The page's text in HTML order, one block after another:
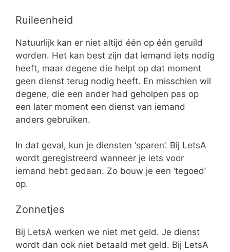
Ruileenheid
Natuurlijk kan er niet altijd één op één geruild
worden. Het kan best zijn dat iemand iets nodig
heeft, maar degene die helpt op dat moment
geen dienst terug nodig heeft. En misschien wil
degene, die een ander had geholpen pas op
een later moment een dienst van iemand
anders gebruiken.
In dat geval, kun je diensten ‘sparen’. Bij LetsA
wordt geregistreerd wanneer je iets voor
iemand hebt gedaan. Zo bouw je een ’tegoed’
op.
Zonnetjes
Bij LetsA werken we niet met geld. Je dienst
wordt dan ook niet betaald met geld. Bij LetsA